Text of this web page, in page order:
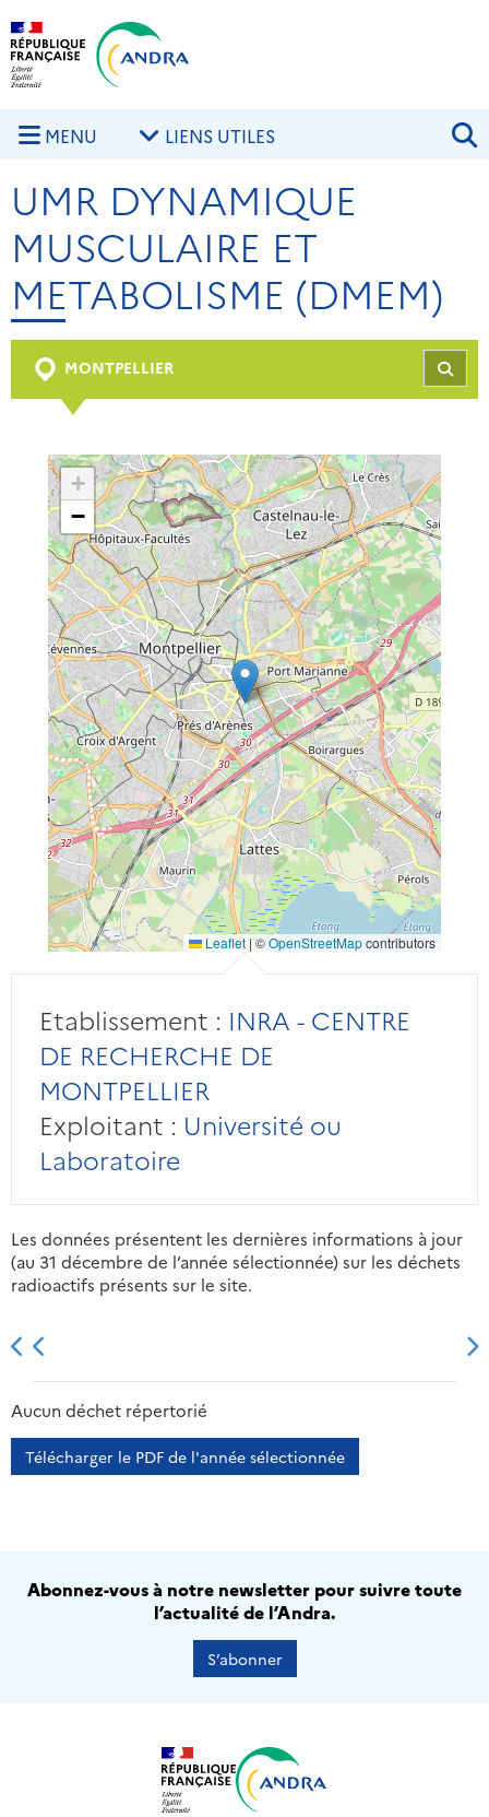
Aller au contenu principal
MENU LIENS UTILES
UMR DYNAMIQUE
MUSCULAIRE ET
METABOLISME (DMEM)
MONTPELLIER
+
−
Leaflet|©OpenStreetMapcontributors
Etablissement : INRA - CENTRE
DE RECHERCHE DE
MONTPELLIER
Exploitant : Université ou
Laboratoire
Les données présentent les dernières informations à jour
(au 31 décembre de l’année sélectionnée) sur les déchets
radioactifs présents sur le site.
2013 2014
Aucun déchet répertorié
Télécharger le PDF de l'année sélectionnée
Abonnez-vous à notre newsletter pour suivre toute
l’actualité de l’Andra.
S’abonner